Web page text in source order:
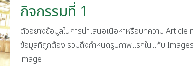
กิจกรรมที่ 1
ตัวอย่างข้อมูลในการนำเสนอเนื้อหาหรือบทความ Article
ข้อมูลที่ถูกต้อง รวมถึงกำหนดรูปภาพแรกในแท็บ
image